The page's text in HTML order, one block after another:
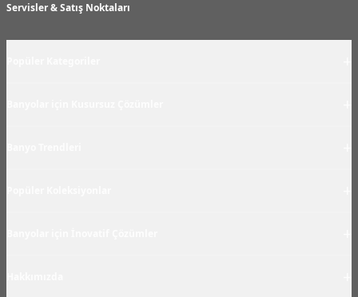
Servisler & Satış Noktaları